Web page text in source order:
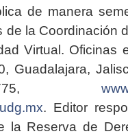
de manera
de la Coordinación
Virtual. Oficinas
Guadalajara,
. Editor
la Reserva de